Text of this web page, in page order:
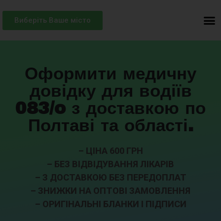
Виберіть Ваше місто
Оформити медичну
довідку для водіїв
083/o з доставкою по
Полтаві та області.
– ЦІНА 600 ГРН
– БЕЗ ВІДВІДУВАННЯ ЛІКАРІВ
– З ДОСТАВКОЮ БЕЗ ПЕРЕДОПЛАТ
– ЗНИЖКИ НА ОПТОВІ ЗАМОВЛЕННЯ
– ОРИГІНАЛЬНІ БЛАНКИ І ПІДПИСИ